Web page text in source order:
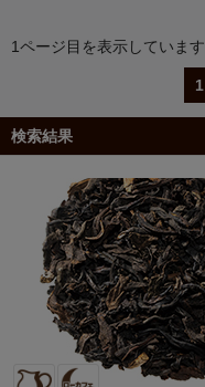
1ページ目を表示しています
1
検索結果